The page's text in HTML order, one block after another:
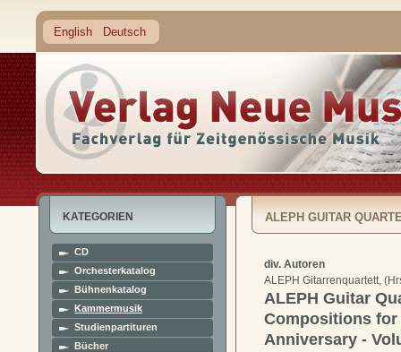
English Deutsch
KATEGORIEN
CD
Orchesterkatalog
Bühnenkatalog
Kammermusik
Studienpartituren
Bücher
ALEPH GUITAR
ANNIVERSARY - VOLUME
div. Autoren
ALEPH Gitarrenquartett,
ALEPH Guitar
Compositions for
Anniversary -